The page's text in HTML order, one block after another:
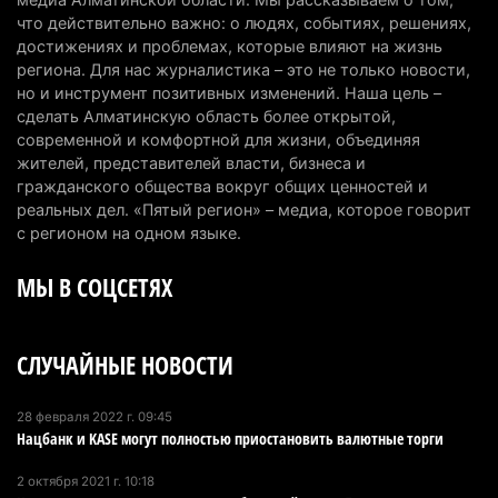
Казахстан может начать выпуск экологичного
топлива для самолетов: пилотный проект
запустят в Алатау
5 августа 2026 г. 12:32 190
Туриста с тяжелыми травмами эвакуировали в
горах Алматинской области после камнепада
5 августа 2026 г. 11:23 162
Алматинской области, судят спустя год после
катеров для Formula-1 H2O и откроют академию
пилотов
что действительно важно: о людях, событиях, решениях,
достижениях и проблемах, которые влияют на жизнь
региона. Для нас журналистика – это не только новости,
но и инструмент позитивных изменений. Наша цель –
сделать Алматинскую область более открытой,
современной и комфортной для жизни, объединяя
жителей, представителей власти, бизнеса и
гражданского общества вокруг общих ценностей и
реальных дел. «Пятый регион» – медиа, которое говорит
с регионом на одном языке.
МЫ В СОЦСЕТЯХ
СЛУЧАЙНЫЕ НОВОСТИ
28 февраля 2022 г. 09:45
Нацбанк и KASE могут полностью приостановить валютные торги
2 октября 2021 г. 10:18